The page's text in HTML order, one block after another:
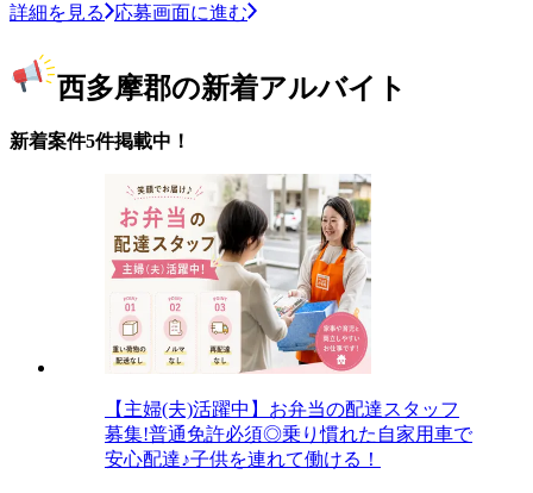
詳細を見る 応募画面に進む
西多摩郡の新着アルバイト
新着案件5件掲載中！
【主婦(夫)活躍中】お弁当の配達スタッフ
募集!普通免許必須◎乗り慣れた自家用車で
安心配達♪子供を連れて働ける！